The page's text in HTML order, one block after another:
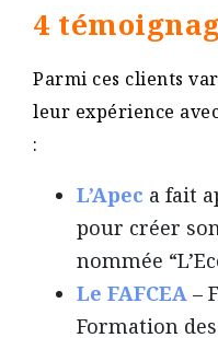
4
Parmi ces clients
leur expérience
:
L’Apec a fait
pour créer
nommée
Le FAFCEA –
Formation